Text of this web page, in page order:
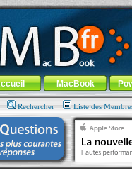
Apple... 100% nomade !
-Aller au menu général-
MacBook
Rechercher Liste des